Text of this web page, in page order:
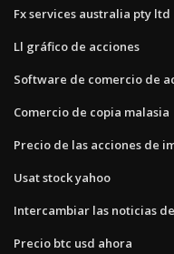
Fx services australia pty ltd
Ll gráfico de acciones
Software de comercio de
Comercio de copia malasia
Precio de las acciones de
Usat stock yahoo
Intercambiar las noticias
Precio btc usd ahora